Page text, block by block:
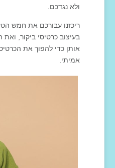
ולא נגדכם.
ריכזנו עבורכם את חמש
בעיצוב כרטיסי ביקור,
אותן כדי להפוך את
אמיתי.